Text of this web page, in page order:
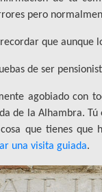
pero
que
de ser
agobiado con
de la Alhambra.
que tienes
una visita guiada.